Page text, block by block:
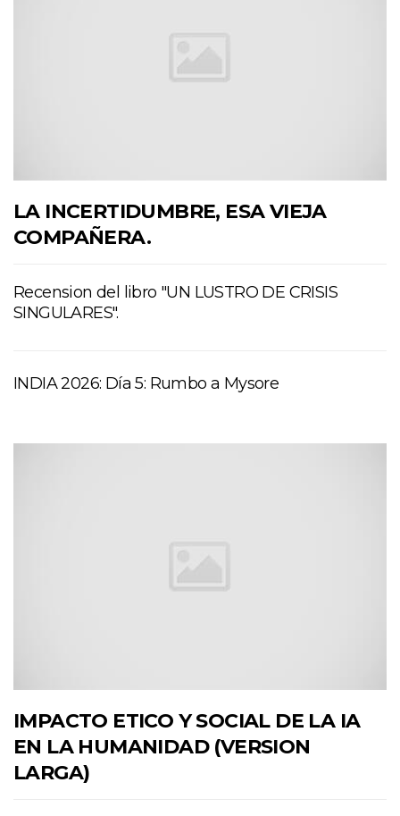
LA INCERTIDUMBRE, ESA VIEJA
COMPAÑERA.
Recension del libro "UN LUSTRO DE CRISIS
SINGULARES".
INDIA 2026: Día 5: Rumbo a Mysore
IMPACTO ETICO Y SOCIAL DE LA IA
EN LA HUMANIDAD (VERSION
LARGA)